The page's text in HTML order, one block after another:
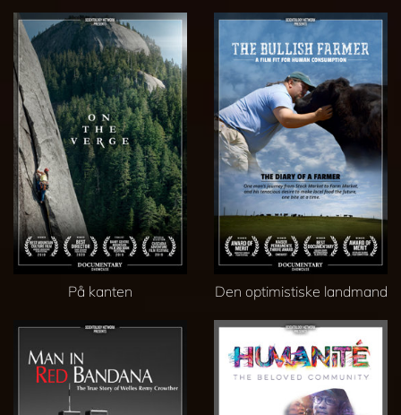
På kanten Den optimistiske landmand